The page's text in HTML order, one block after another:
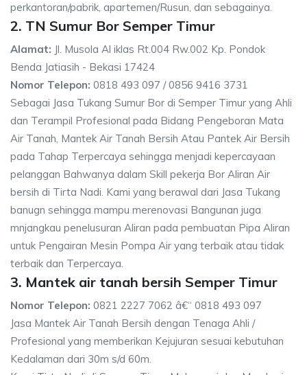
perkantoran/pabrik, apartemen/Rusun, dan sebagainya.
2. TN Sumur Bor Semper Timur
Alamat: Jl. Musola Al iklas Rt.004 Rw.002 Kp. Pondok
Benda Jatiasih - Bekasi 17424
Nomor Telepon: 0818 493 097 / 0856 9416 3731
Sebagai Jasa Tukang Sumur Bor di Semper Timur yang Ahli
dan Terampil Profesional pada Bidang Pengeboran Mata
Air Tanah, Mantek Air Tanah Bersih Atau Pantek Air Bersih
pada Tahap Terpercaya sehingga menjadi kepercayaan
pelanggan Bahwanya dalam Skill pekerja Bor Aliran Air
bersih di Tirta Nadi. Kami yang berawal dari Jasa Tukang
banugn sehingga mampu merenovasi Bangunan juga
mnjangkau penelusuran Aliran pada pembuatan Pipa Aliran
untuk Pengairan Mesin Pompa Air yang terbaik atau tidak
terbaik dan Terpercaya.
3. Mantek air tanah bersih Semper Timur
Nomor Telepon: 0821 2227 7062 â€“ 0818 493 097
Jasa Mantek Air Tanah Bersih dengan Tenaga Ahli /
Profesional yang memberikan Kejujuran sesuai kebutuhan
Kedalaman dari 30m s/d 60m.